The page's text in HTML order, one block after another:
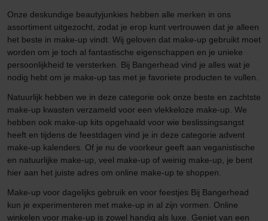
Onze deskundige beautyjunkies hebben alle merken in ons
assortiment uitgezocht, zodat je erop kunt vertrouwen dat je alleen
het beste in make-up vindt. Wij geloven dat make-up gebruikt moet
worden om je toch al fantastische eigenschappen en je unieke
persoonlijkheid te versterken. Bij Bangerhead vind je alles wat je
nodig hebt om je make-up tas met je favoriete producten te vullen.
Natuurlijk hebben we in deze categorie ook onze beste en zachtste
make-up kwasten verzameld voor een vlekkeloze make-up. We
hebben ook make-up kits opgehaald voor wie beslissingsangst
heeft en tijdens de feestdagen vind je in deze categorie advent
make-up kalenders. Of je nu de voorkeur geeft aan veganistische
en natuurlijke make-up, veel make-up of weinig make-up, je bent
hier aan het juiste adres om online make-up te shoppen.
Make-up voor dagelijks gebruik en voor feestjes Bij Bangerhead
kun je experimenteren met make-up in al zijn vormen. Online
winkelen voor make-up is zowel handig als luxe. Geniet van een